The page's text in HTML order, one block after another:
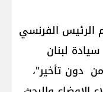
الرئيس الفرنسي
لبنان
دون تأخير"،